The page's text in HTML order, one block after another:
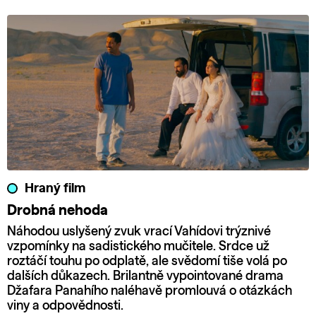
Hraný film
Drobná nehoda
Náhodou uslyšený zvuk vrací Vahídovi trýznivé
vzpomínky na sadistického mučitele. Srdce už
roztáčí touhu po odplatě, ale svědomí tiše volá po
dalších důkazech. Brilantně vypointované drama
Džafara Panahího naléhavě promlouvá o otázkách
viny a odpovědnosti.